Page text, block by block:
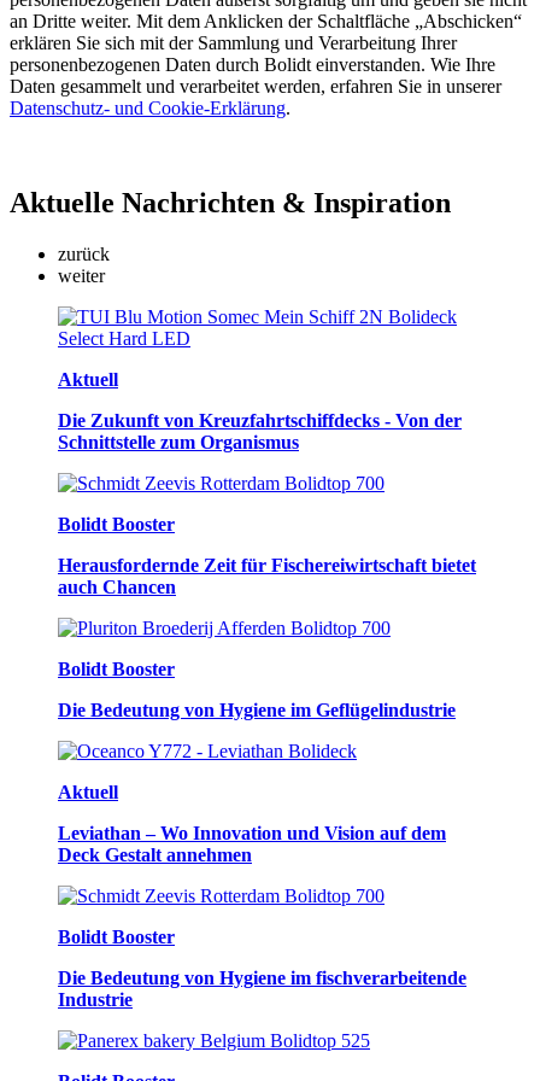
an Dritte weiter. Mit dem Anklicken der Schaltfläche „Abschicken“
erklären Sie sich mit der Sammlung und Verarbeitung Ihrer
personenbezogenen Daten durch Bolidt einverstanden. Wie Ihre
Daten gesammelt und verarbeitet werden, erfahren Sie in unserer
Datenschutz- und Cookie-Erklärung.
Aktuelle Nachrichten & Inspiration
zurück
weiter
Aktuell
Die Zukunft von Kreuzfahrtschiffdecks - Von der
Schnittstelle zum Organismus
Bolidt Booster
Herausfordernde Zeit für Fischereiwirtschaft bietet
auch Chancen
Bolidt Booster
Die Bedeutung von Hygiene im Geflügelindustrie
Aktuell
Leviathan – Wo Innovation und Vision auf dem
Deck Gestalt annehmen
Bolidt Booster
Die Bedeutung von Hygiene im fischverarbeitende
Industrie